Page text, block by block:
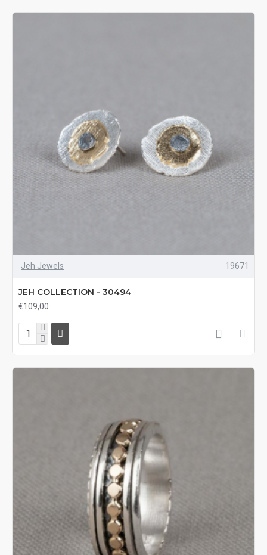
Jeh Jewels 19671
JEH COLLECTION - 30494
€109,00